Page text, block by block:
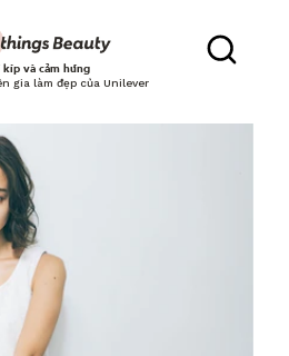
kíp và cảm hứng
gia làm đẹp của Unilever